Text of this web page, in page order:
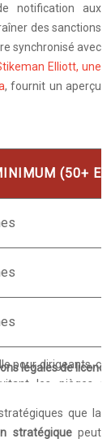
notification aux
des sanctions
synchronisé avec
Elliott, une
, fournit un aperçu
légales de
(50+
que la
stratégiquepeut